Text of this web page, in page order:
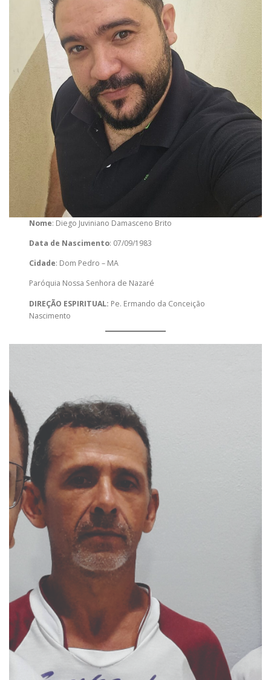
Nome: Diego Juviniano Damasceno Brito
Data de Nascimento: 07/09/1983
Cidade: Dom Pedro – MA
Paróquia Nossa Senhora de Nazaré
DIREÇÃO ESPIRITUAL: Pe. Ermando da Conceição
Nascimento